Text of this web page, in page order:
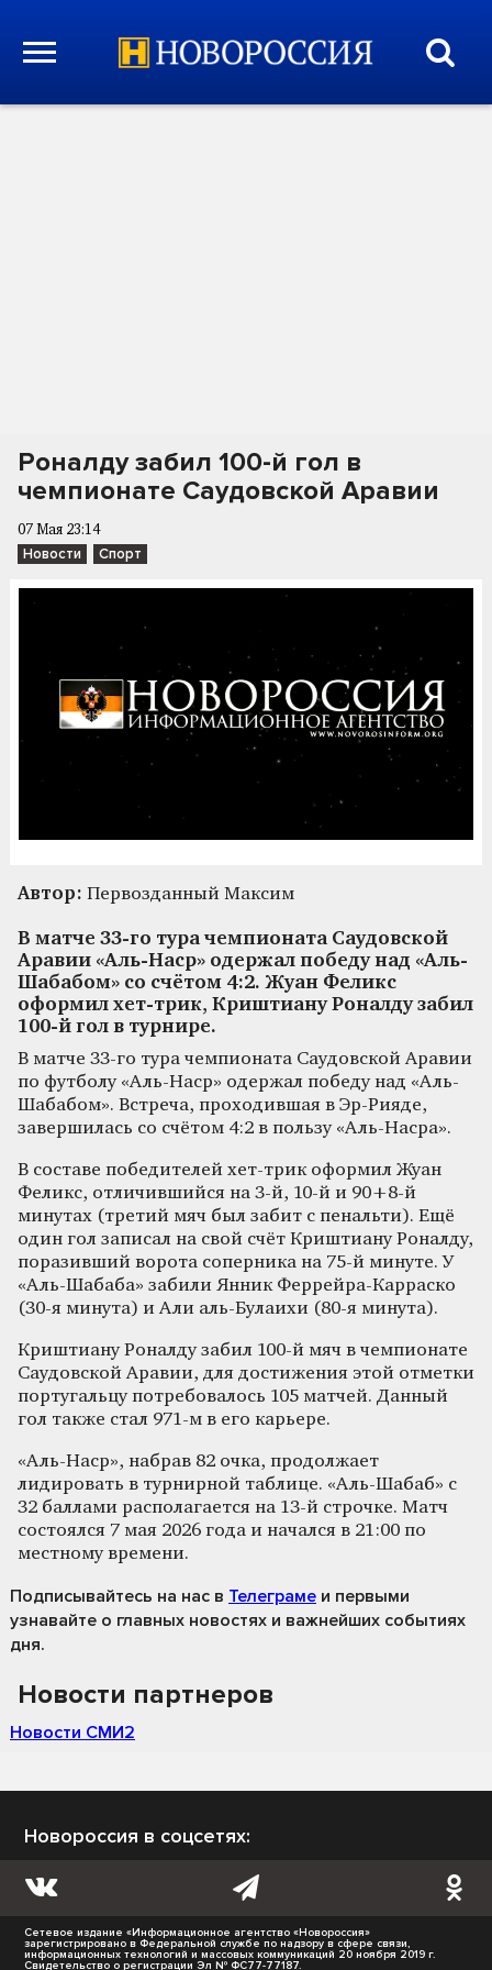
Роналду забил 100-й гол в
чемпионате Саудовской Аравии
07 Мая 23:14
Новости Спорт
Автор: Первозданный Максим
В матче 33-го тура чемпионата Саудовской
Аравии «Аль-Наср» одержал победу над «Аль-
Шабабом» со счётом 4:2. Жуан Феликс
оформил хет-трик, Криштиану Роналду забил
100-й гол в турнире.
В матче 33-го тура чемпионата Саудовской Аравии
по футболу «Аль-Наср» одержал победу над «Аль-
Шабабом». Встреча, проходившая в Эр-Рияде,
завершилась со счётом 4:2 в пользу «Аль-Насра».
В составе победителей хет-трик оформил Жуан
Феликс, отличившийся на 3-й, 10-й и 90+8-й
минутах (третий мяч был забит с пенальти). Ещё
один гол записал на свой счёт Криштиану Роналду,
поразивший ворота соперника на 75-й минуте. У
«Аль-Шабаба» забили Янник Феррейра-Карраско
(30-я минута) и Али аль-Булаихи (80-я минута).
Криштиану Роналду забил 100-й мяч в чемпионате
Саудовской Аравии, для достижения этой отметки
португальцу потребовалось 105 матчей. Данный
гол также стал 971-м в его карьере.
«Аль-Наср», набрав 82 очка, продолжает
лидировать в турнирной таблице. «Аль-Шабаб» с
32 баллами располагается на 13-й строчке. Матч
состоялся 7 мая 2026 года и начался в 21:00 по
местному времени.
Подписывайтесь на нас в Телеграме и первыми
узнавайте о главных новостях и важнейших событиях
дня.
Новости партнеров
Новости СМИ2
Новороссия в соцсетях:
Сетевое издание «Информационное агентство «Новороссия»
зарегистрировано в Федеральной службе по надзору в сфере связи,
информационных технологий и массовых коммуникаций 20 ноября 2019 г.
Свидетельство о регистрации Эл № ФС77-77187.